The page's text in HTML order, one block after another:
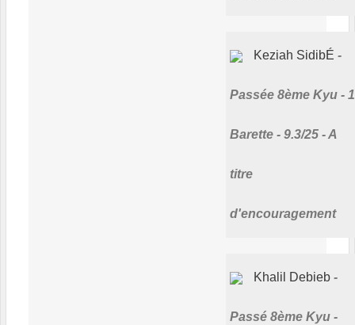
Keziah SidibÉ
Passée 8ème Kyu - 1
Barette - 9.3/25 - A
titre
d'encouragement
Khalil Debieb
Passé 8ème Kyu -